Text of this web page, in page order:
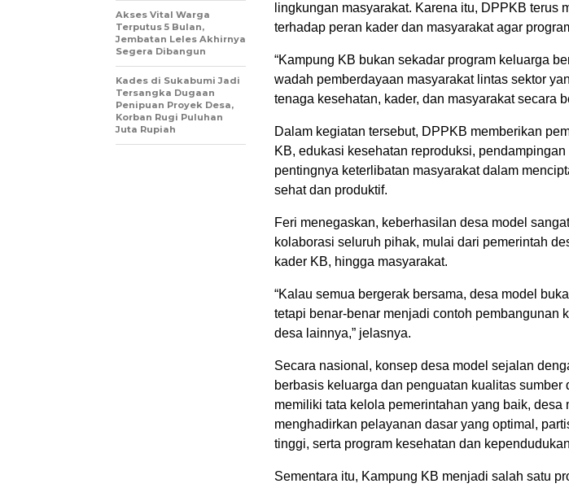
lingkungan masyarakat. Karena itu, DPPKB terus
terhadap peran kader dan masyarakat agar
“Kampung KB bukan sekadar program keluarga
wadah pemberdayaan masyarakat lintas sektor
tenaga kesehatan, kader, dan masyarakat secara
Dalam kegiatan tersebut, DPPKB memberikan
KB, edukasi kesehatan reproduksi,
pentingnya keterlibatan masyarakat dalam
sehat dan produktif.
Feri menegaskan, keberhasilan desa model
kolaborasi seluruh pihak, mulai dari pemerintah
kader KB, hingga masyarakat.
“Kalau semua bergerak bersama, desa model
tetapi benar-benar menjadi contoh pembangunan
desa lainnya,” jelasnya.
Secara nasional, konsep desa model sejalan
berbasis keluarga dan penguatan kualitas sumber
memiliki tata kelola pemerintahan yang baik, desa
menghadirkan pelayanan dasar yang optimal,
tinggi, serta program kesehatan dan
Sementara itu, Kampung KB menjadi salah satu
Akses Vital Warga
Terputus 5 Bulan,
Jembatan Leles Akhirnya
Segera Dibangun
Kades di Sukabumi Jadi
Tersangka Dugaan
Penipuan Proyek Desa,
Korban Rugi Puluhan
Juta Rupiah